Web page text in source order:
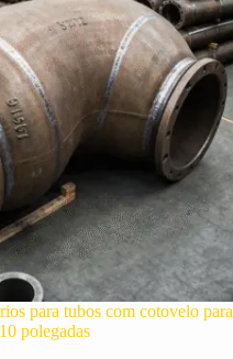
para tubos com cotovelo para
polegadas